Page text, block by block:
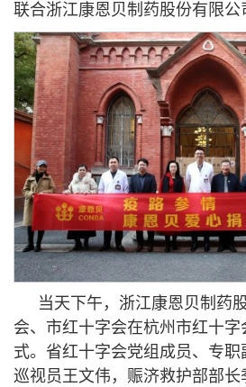
联合浙江康恩贝制药股份有限公
当天下午，浙江康恩贝制药
会、市红十字会在杭州市红十字
式。省红十字会党组成员、专
巡视员王文伟，赈济救护部部